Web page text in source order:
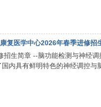
复医学中心2026年春季进修招
生简章 --脑功能检测与神经
内具有鲜明特色的神经调控与